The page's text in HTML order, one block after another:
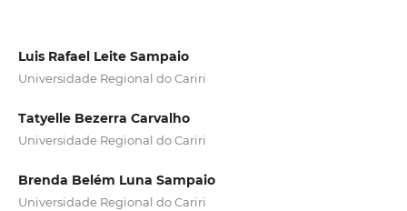
Luis Rafael Leite Sampaio
Universidade Regional do Cariri
Tatyelle Bezerra Carvalho
Universidade Regional do Cariri
Brenda Belém Luna Sampaio
Universidade Regional do Cariri